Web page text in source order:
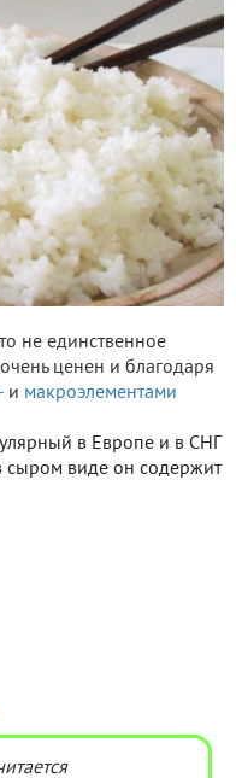
не единственное
ценен и благодаря
и макроэлементами
в Европе и в СНГ
сыром виде он содержит